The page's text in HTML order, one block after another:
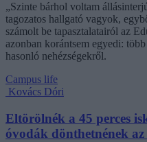
„Szinte bárhol voltam
tagozatos hallgató vagyok,
számolt be tapasztalatairól az
azonban korántsem egyedi:
hasonló nehézségekről.
Campus life
Kovács Dóri
Eltörölnék a 45 perces
óvodák dönthetnének